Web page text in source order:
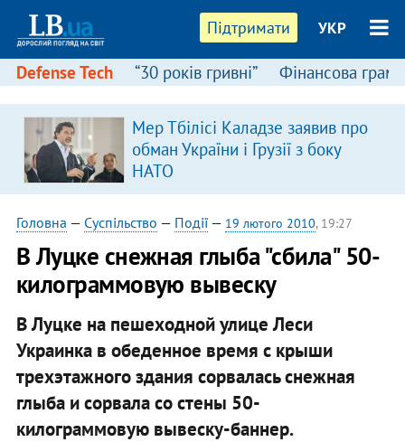
Підтримати УКР
Defense Tech “30 років гривні” Фінансова
Мер Тбілісі Каладзе заявив про
обман України і Грузії з боку
НАТО
Головна — Суспільство — Події— 19 лютого 2010, 19:27
В Луцке снежная глыба "сбила" 50-
килограммовую вывеску
В Луцке на пешеходной улице Леси
Украинка в обеденное время с крыши
трехэтажного здания сорвалась снежная
глыба и сорвала со стены 50-
килограммовую вывеску-баннер.